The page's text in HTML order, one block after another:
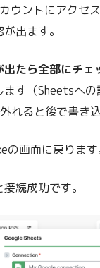
ウントにアクセ
出ます。
たら全部にチェ
ます（Sheetsへ
れると後で書き
の画面に戻ります
続成功です。